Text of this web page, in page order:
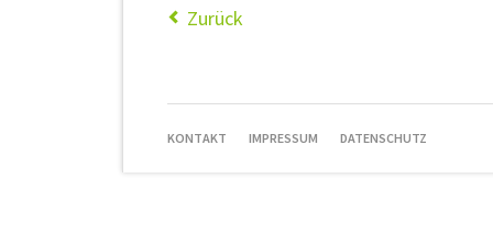
Zurück
NAVIGATION
KONTAKT IMPRESSUM DATENSCHUTZ